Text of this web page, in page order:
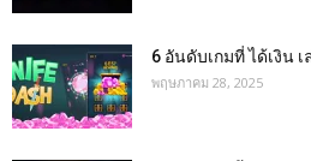
6 อันดับเกมที่ ได้เงิน
พฤษภาคม 28, 2025